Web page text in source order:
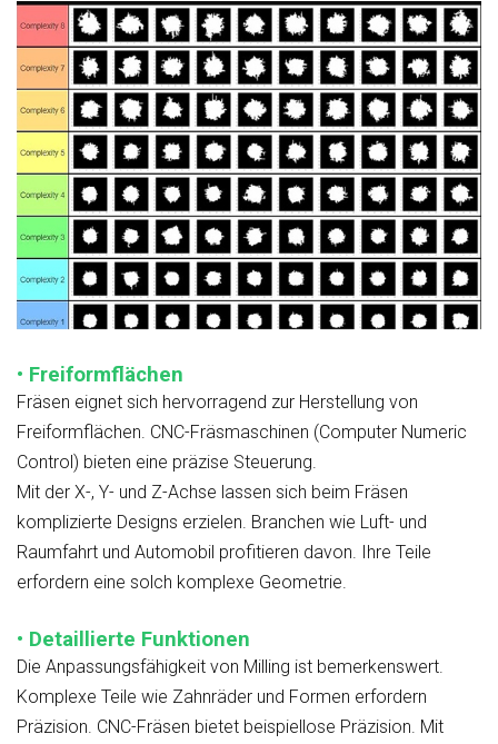
• Freiformflächen
Fräsen eignet sich hervorragend zur Herstellung von
Freiformflächen. CNC-Fräsmaschinen (Computer Numeric
Control) bieten eine präzise Steuerung.
Mit der X-, Y- und Z-Achse lassen sich beim Fräsen
komplizierte Designs erzielen. Branchen wie Luft- und
Raumfahrt und Automobil profitieren davon. Ihre Teile
erfordern eine solch komplexe Geometrie.
• Detaillierte Funktionen
Die Anpassungsfähigkeit von Milling ist bemerkenswert.
Komplexe Teile wie Zahnräder und Formen erfordern
Präzision. CNC-Fräsen bietet beispiellose Präzision. Mit